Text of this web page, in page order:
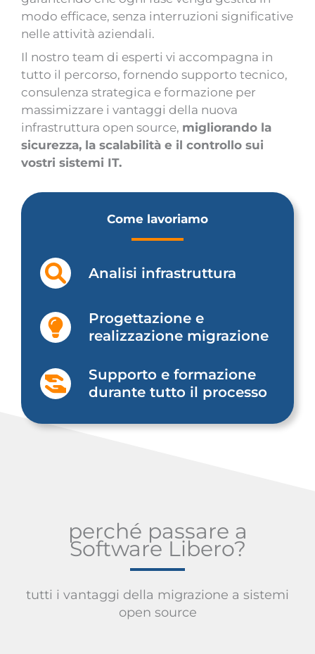
modo efficace, senza interruzioni significative
nelle attività aziendali.
Il nostro team di esperti vi accompagna in
tutto il percorso, fornendo supporto tecnico,
consulenza strategica e formazione per
massimizzare i vantaggi della nuova
infrastruttura open source, migliorando la
sicurezza, la scalabilità e il controllo sui
vostri sistemi IT.
Come lavoriamo
Analisi infrastruttura
Progettazione e
realizzazione migrazione
Supporto e formazione
durante tutto il processo
perché passare a
Software Libero?
tutti i vantaggi della migrazione a sistemi
open source